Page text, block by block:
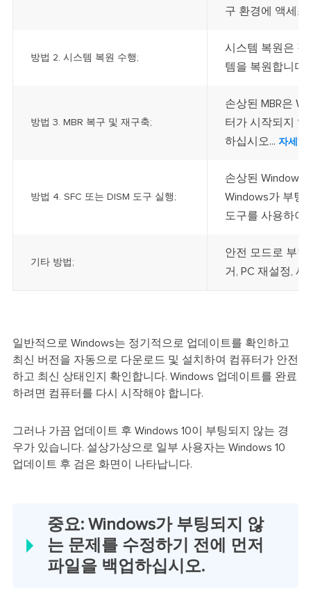
구 환경에 액세스
방법 2. 시스템 복원 수행;
시스템 복원은
템을 복원합니다...
방법 3. MBR 복구 및 재구축;
손상된 MBR은
터가 시작되지 않
하십시오... 자세히
방법 4. SFC 또는 DISM 도구 실행;
손상된 Windows
Windows가 부팅
도구를 사용하여
기타 방법;
안전 모드로 부팅
거, PC 재설정, 새
일반적으로 Windows는 정기적으로 업데이트를 확인하고
최신 버전을 자동으로 다운로드 및 설치하여 컴퓨터가 안전
하고 최신 상태인지 확인합니다. Windows 업데이트를 완료
하려면 컴퓨터를 다시 시작해야 합니다.
그러나 가끔 업데이트 후 Windows 10이 부팅되지 않는 경
우가 있습니다. 설상가상으로 일부 사용자는 Windows 10
업데이트 후 검은 화면이 나타납니다.
중요: Windows가 부팅되지 않
는 문제를 수정하기 전에 먼저
파일을 백업하십시오.